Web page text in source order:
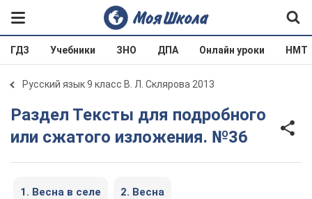
ГДЗ Учебники ЗНО ДПА Онлайн уроки НМТ
Русский язык 9 класс В. Л. Склярова 2013
Раздел Тексты для подробного
или сжатого изложения. №36
1. Весна в селе 2. Весна